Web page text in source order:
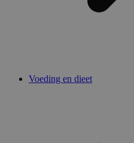
Voeding en dieet